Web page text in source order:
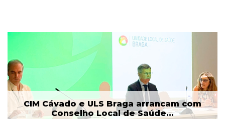
CIM Cávado e ULS Braga arrancam com
Conselho Local de Saúde...